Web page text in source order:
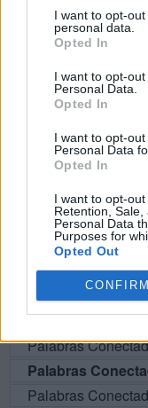
I want to opt-
personal data.
Opted In
I want to opt-
Personal Data.
Opted In
I want to opt-
Personal Data
Opted In
I want to opt-out
Retention,
Personal Data
Purposes for
Opted Out
CONFIRM
A
N
O
A
Por favor seleccione
Palabras
Palabras
Palabras
Palabras
Palabras
Palabras
Palabras